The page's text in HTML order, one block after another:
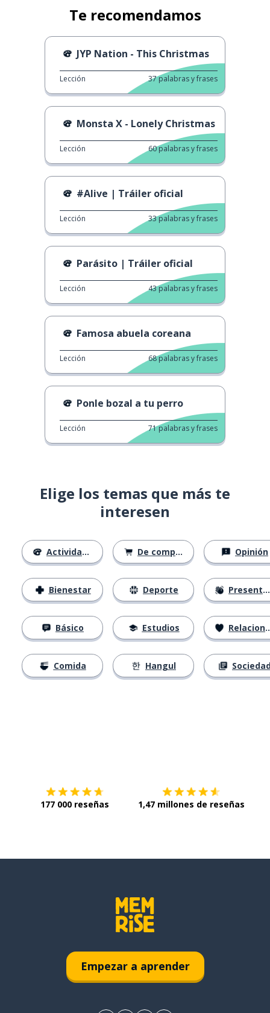
Te recomendamos
JYP Nation - This Christmas
Lección 37palabras y frases
Monsta X - Lonely Christmas
Lección 60palabras y frases
#Alive | Tráiler oficial
Lección 33palabras y frases
Parásito | Tráiler oficial
Lección 43palabras y frases
Famosa abuela coreana
Lección 68palabras y frases
Ponle bozal a tu perro
Lección 71palabras y frases
Elige los temas que más te
interesen
Actividades
Bienestar
Básico
Comida
De compras
Deporte
Estudios
Hangul
Opinión
Presentación
Relaciones
177 000 reseñas 1,47 millones de reseñas
Empezar a aprender